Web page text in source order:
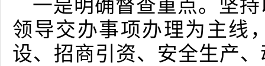
一是明确督查重点。坚
领导交办事项办理为主线
设、招商引资、安全生产